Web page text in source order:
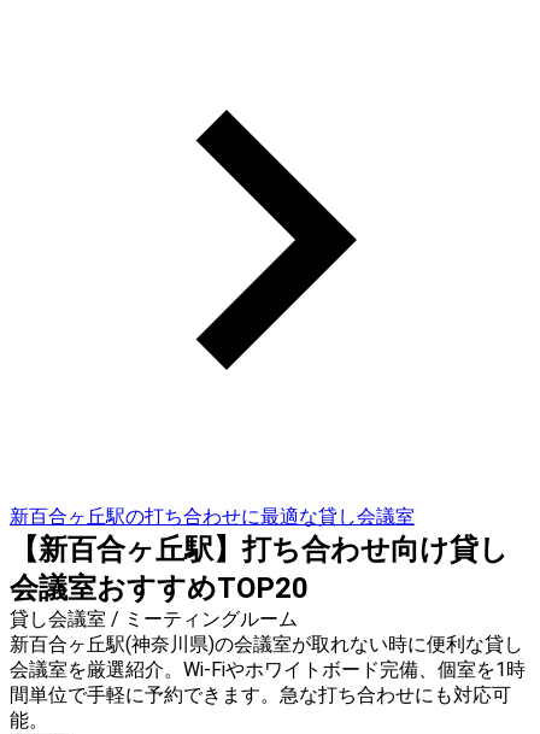
新百合ヶ丘駅の打ち合わせに最適な貸し会議室
【新百合ヶ丘駅】打ち合わせ向け貸し
会議室おすすめTOP20
貸し会議室 / ミーティングルーム
新百合ヶ丘駅(神奈川県)の会議室が取れない時に便利な貸し
会議室を厳選紹介。Wi-Fiやホワイトボード完備、個室を1時
間単位で手軽に予約できます。急な打ち合わせにも対応可
能。